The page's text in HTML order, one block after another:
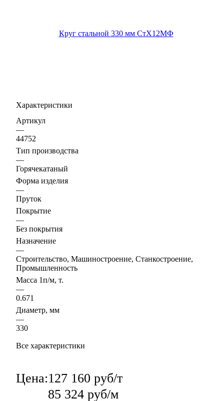
Характеристики
Артикул
—
44752
Тип производства
—
Горячекатаный
Форма изделия
—
Пруток
Покрытие
—
Без покрытия
Назначение
—
Строительство, Машиностроение, Станкостроение,
Промышленность
Масса 1п/м, т.
—
0.671
Диаметр, мм
—
330
Все характеристики
Цена:127 160 руб/т
85 324 руб/м